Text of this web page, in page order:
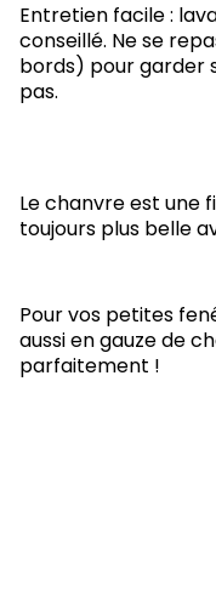
Entretien facile :
conseillé. Ne se
bords) pour garder
pas.
Le chanvre est une
toujours plus belle
Pour vos petites
aussi en gauze de
parfaitement !